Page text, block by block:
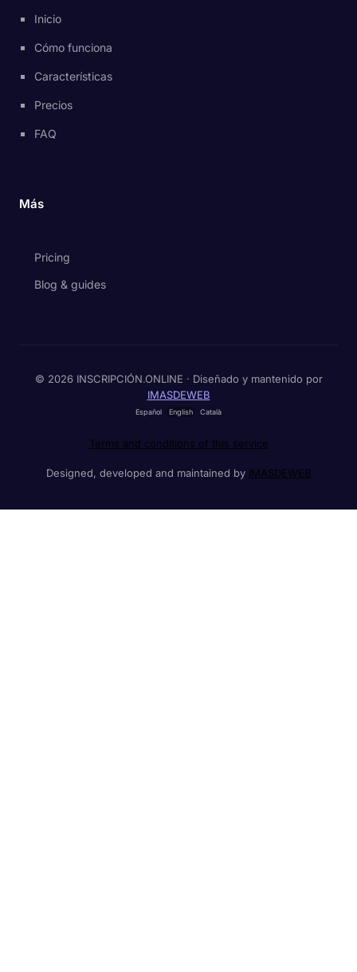
Inicio
Cómo funciona
Características
Precios
FAQ
Más
Pricing
Blog & guides
© 2026 INSCRIPCIÓN.ONLINE · Diseñado y mantenido por
IMASDEWEB
Español English Català
Terms and conditions of this service
Designed, developed and maintained by IMASDEWEB